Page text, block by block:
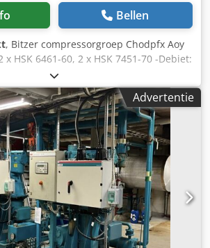
Bellen
, Bitzer compressorgroep Chodpfx Aoy
x HSK 6461-60, 2 x HSK 7451-70 -Debiet:
m3/u -Koelcapaciteit: 620 kW bij
-5°C/40°C, 420 kW bij -10°C/40°C -
unit: 4300 x 1200 x 1500 mm -OpAdvertentie